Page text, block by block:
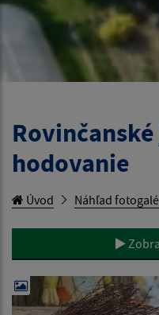
hodovanie
Úvod Náhľad